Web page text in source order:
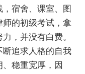
宿舍、课室、图
的初级考试，拿
，并没有白费。
追求人格的自我
稳重宽厚，因